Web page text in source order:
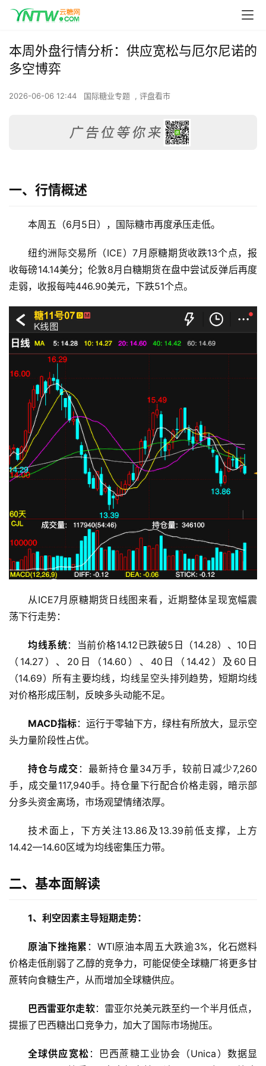
本周外盘行情分析：供应宽松与厄尔尼诺的
多空博弈
2026-06-06 12:44 国际糖业专题 , 评盘看市
一、行情概述
本周五（6月5日），国际糖市再度承压走低。
纽约洲际交易所（ICE）7月原糖期货收跌13个点，报
收每磅14.14美分；伦敦8月白糖期货在盘中尝试反弹后再度
走弱，收报每吨446.90美元，下跌51个点。
从ICE7月原糖期货日线图来看，近期整体呈现宽幅震
荡下行走势：
均线系统：当前价格14.12已跌破5日（14.28）、10日
（14.27）、20日（14.60）、40日（14.42）及60日
（14.69）所有主要均线，均线呈空头排列趋势，短期均线
对价格形成压制，反映多头动能不足。
MACD指标：运行于零轴下方，绿柱有所放大，显示空
头力量阶段性占优。
持仓与成交 ：最新持仓量34万手，较前日减少7,260
手，成交量117,940手。持仓量下行配合价格走弱，暗示部
分多头资金离场，市场观望情绪浓厚。
技术面上，下方关注13.86及13.39前低支撑，上方
14.42—14.60区域为均线密集压力带。
二、基本面解读
1、利空因素主导短期走势：
原油下挫拖累 ：WTI原油本周五大跌逾3%，化石燃料
价格走低削弱了乙醇的竞争力，可能促使全球糖厂将更多甘
蔗转向食糖生产，从而增加全球糖供应。
巴西雷亚尔走软：雷亚尔兑美元跌至约一个半月低点，
提振了巴西糖出口竞争力，加大了国际市场抛压。
全球供应宽松 ：巴西蔗糖工业协会（Unica）数据显